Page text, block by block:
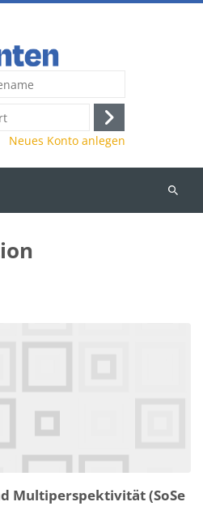
Anmelden
Neues Konto anlegen
Kurse
Multiperspektivität (SoSe